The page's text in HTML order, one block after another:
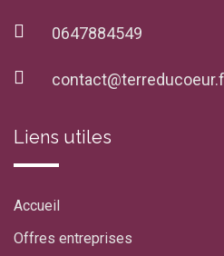
0647884549
Liens utiles
Accueil
Offres entreprises